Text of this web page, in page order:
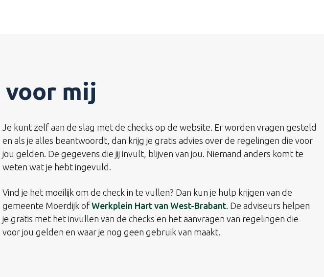
mij
Je kunt zelf aan de slag met de checks op de website. Er worden vragen gesteld
en als je alles beantwoordt, dan krijg je gratis advies over de regelingen die voor
jou gelden. De gegevens die jij invult, blijven van jou. Niemand anders komt te
weten wat je hebt ingevuld.
Vind je het moeilijk om de check in te vullen? Dan kun je hulp krijgen van de
gemeente Moerdijk of Werkplein Hart van West-Brabant. De adviseurs helpen
je gratis met het invullen van de checks en het aanvragen van regelingen die
voor jou gelden en waar je nog geen gebruik van maakt.